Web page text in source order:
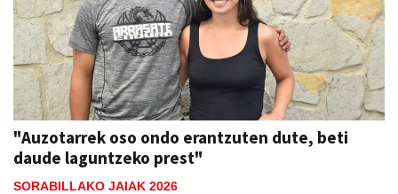
"Auzotarrek oso ondo erantzuten dute, beti
daude laguntzeko prest"
SORABILLAKO JAIAK 2026